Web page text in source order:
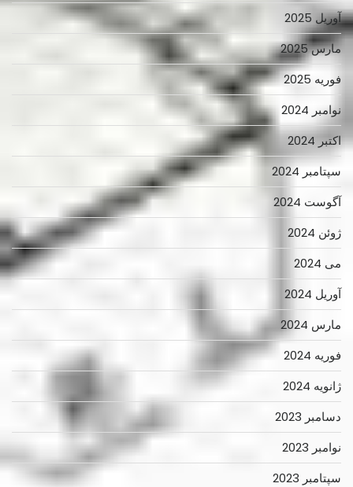
آوریل 2025
مارس 2025
فوریه 2025
نوامبر 2024
اکتبر 2024
سپتامبر 2024
آگوست 2024
ژوئن 2024
می 2024
آوریل 2024
مارس 2024
فوریه 2024
ژانویه 2024
دسامبر 2023
نوامبر 2023
سپتامبر 2023